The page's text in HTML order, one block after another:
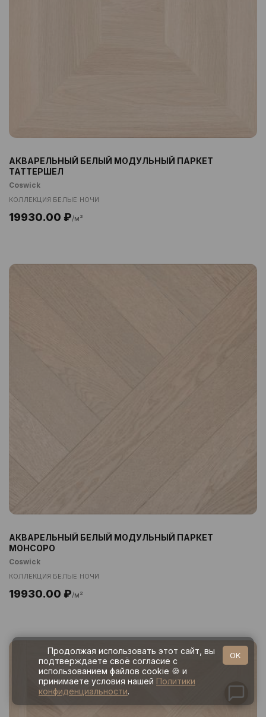
АКВАРЕЛЬНЫЙ БЕЛЫЙ МОДУЛЬНЫЙ ПАРКЕТ
ТАТТЕРШЕЛ
Coswick
КОЛЛЕКЦИЯ БЕЛЫЕ НОЧИ
19930.00 ₽/м²
АКВАРЕЛЬНЫЙ БЕЛЫЙ МОДУЛЬНЫЙ ПАРКЕТ
МОНСОРО
Coswick
КОЛЛЕКЦИЯ БЕЛЫЕ НОЧИ
19930.00 ₽/м²
Продолжая использовать этот сайт, вы
подтверждаете своё согласие с
использованием файлов cookie 🍪 и
принимаете условия нашей Политики
конфиденциальности.
OK